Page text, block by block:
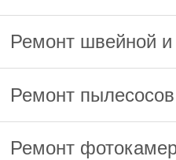
Ремонт швейной и
Ремонт пылесосов
Ремонт